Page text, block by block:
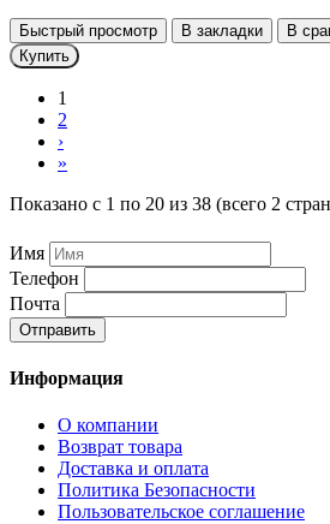
Быстрый просмотр В закладки
В
Купить
1
2
›
»
Показано с 1 по 20 из 38 (всего 2
Имя
Телефон
Почта
Отправить
Информация
О компании
Возврат товара
Доставка и оплата
Политика Безопасности
Пользовательское соглашение